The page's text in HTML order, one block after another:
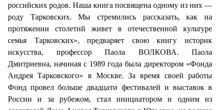
российских родов. Наша книга посвящена одному из них —
роду Тарковских. Мы стремились рассказать, как на
протяжении столетий живет в отечественной культуре
семья Тарковских», предваряет свою книгу историк
искусства, профессор Паола ВОЛКОВА. Паола
Дмитриевна, начиная с 1989 года была директором «Фонда
Андрея Тарковского» в Москве. За время своей работы
Фонд провел больше двадцати фестивалей и выставок в
России и за рубежом, стал инициатором и одним из